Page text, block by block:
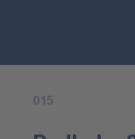
015